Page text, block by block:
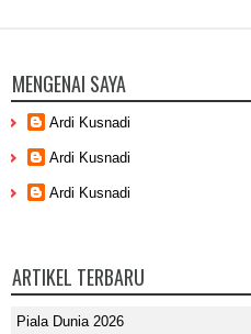
MENGENAI SAYA
Ardi Kusnadi
Ardi Kusnadi
Ardi Kusnadi
ARTIKEL TERBARU
Piala Dunia 2026